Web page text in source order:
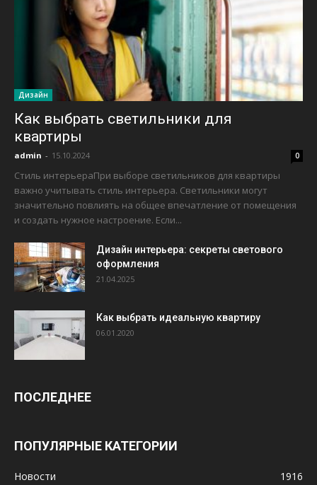
Дизайн
Как выбрать светильники для
квартиры
admin - 15.10.2024 0
Стиль интерьераПри выборе светильников для квартиры
важно учитывать стиль интерьера. Светильники могут
значительно повлиять на общее впечатление от помещения
и создать нужное настроение. Если...
Дизайн интерьера: секреты светового
оформления
21.04.2025
Как выбрать идеальную квартиру
06.01.2020
ПОСЛЕДНЕЕ
ПОПУЛЯРНЫЕ КАТЕГОРИИ
Новости 1916